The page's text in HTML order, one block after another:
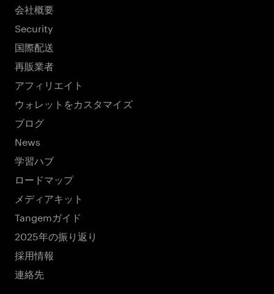
会社概要
Security
国際配送
再販業者
アフィリエイト
ウォレットをカスタマイズ
ブログ
News
学習ハブ
ロードマップ
メディアキット
Tangemガイド
2025年の振り返り
採用情報
連絡先